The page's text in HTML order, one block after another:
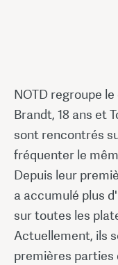
NOTD regroupe
Brandt, 18 ans et
sont rencontrés
fréquenter le
Depuis leur
a accumulé plus
sur toutes les
Actuellement, ils
premières parties